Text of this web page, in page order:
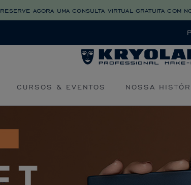
reserve agora uma consulta virtual gratuita com
CURSOS & EVENTOS NOSSA